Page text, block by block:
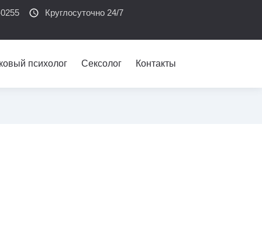
schedule Круглосуточно 24/7
психолог Сексолог Контакты